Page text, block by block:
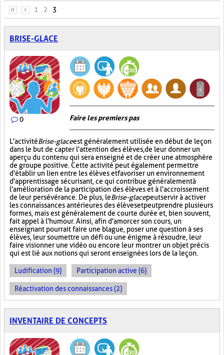
PAGES
« ‹ 1 2 3
BRISE-GLACE
0 Faire les premiers pas
L'activitéBrise-glaceest généralement utilisée en début de leçon
dans le but de capter l'attention des élèves, de leur donner un
aperçu du contenu qui sera enseigné et de créer une atmosphère
de groupe positive. Cette activité peut également permettre
d'établir un lien entre les élèves et favoriser un environnement
d'apprentissage sécurisant, ce qui contribue généralement à
l'amélioration de la participation des élèves et à l'accroissement
de leur persévérance. De plus, leBrise-glacepeut servir à activer
les connaissances antérieures des élèves et peut prendre plusieurs
formes, mais est généralement de courte durée et, bien souvent,
fait appel à l'humour. Ainsi, afin d'amorcer son cours, un
enseignant pourrait faire une blague, poser une question à ses
élèves, leur soumettre un défi ou une énigme à résoudre, leur
faire visionner une vidéo ou encore leur montrer un objet précis
qui est lié aux notions qui seront enseignées lors de la leçon.
Ludification (9) Participation active (6)
Réactivation des connaissances (2)
INVENTAIRE DE CONCEPTS